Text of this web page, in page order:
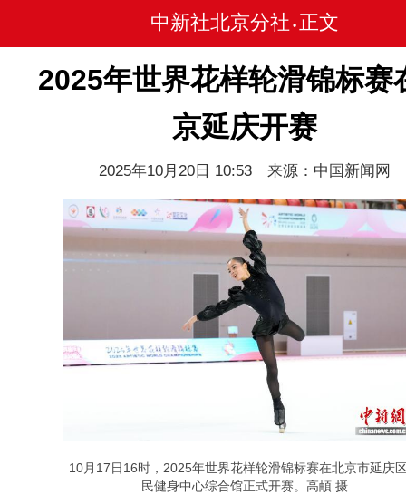
中新社北京分社 • 正文
2025年世界花样轮滑锦标赛
京延庆开赛
2025年10月20日 10:53 来源：中国新闻网
10月17日16时，2025年世界花样轮滑锦标赛在北京市延庆
民健身中心综合馆正式开赛。高頔 摄